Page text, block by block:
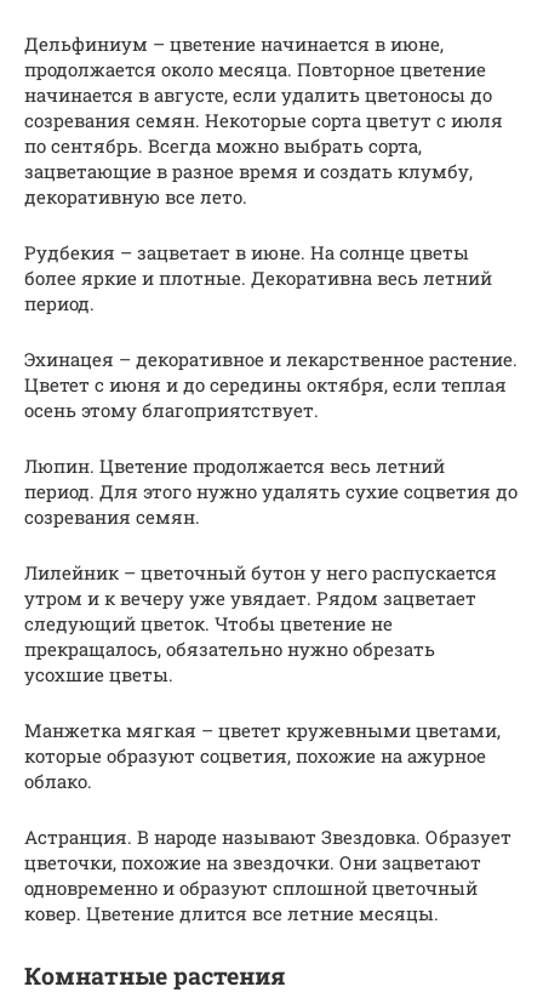
Дельфиниум – цветение начинается в июне,
продолжается около месяца. Повторное цветение
начинается в августе, если удалить цветоносы до
созревания семян. Некоторые сорта цветут с июля
по сентябрь. Всегда можно выбрать сорта,
зацветающие в разное время и создать клумбу,
декоративную все лето.
Рудбекия – зацветает в июне. На солнце цветы
более яркие и плотные. Декоративна весь летний
период.
Эхинацея – декоративное и лекарственное растение.
Цветет с июня и до середины октября, если теплая
осень этому благоприятствует.
Люпин. Цветение продолжается весь летний
период. Для этого нужно удалять сухие соцветия до
созревания семян.
Лилейник – цветочный бутон у него распускается
утром и к вечеру уже увядает. Рядом зацветает
следующий цветок. Чтобы цветение не
прекращалось, обязательно нужно обрезать
усохшие цветы.
Манжетка мягкая – цветет кружевными цветами,
которые образуют соцветия, похожие на ажурное
облако.
Астранция. В народе называют Звездовка. Образует
цветочки, похожие на звездочки. Они зацветают
одновременно и образуют сплошной цветочный
ковер. Цветение длится все летние месяцы.
Комнатные растения